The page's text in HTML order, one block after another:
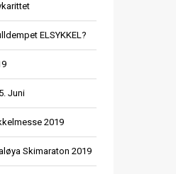
ELSYKKEL?
Juni
2019
Skimaraton 2019